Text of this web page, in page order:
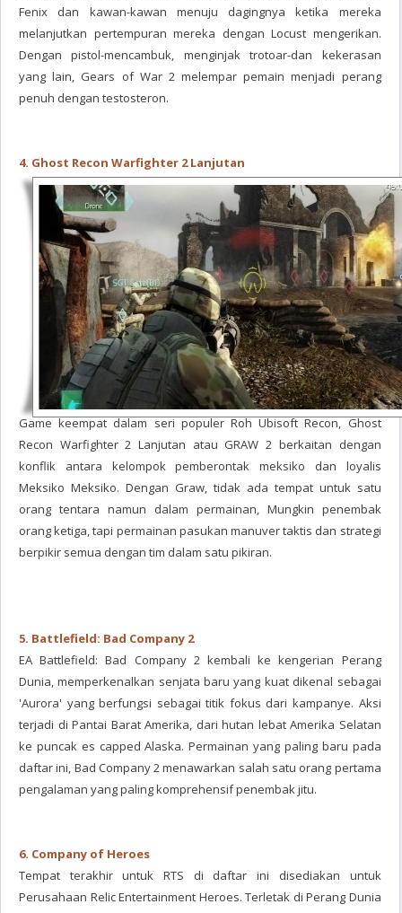
Fenix dan kawan-kawan menuju dagingnya ketika mereka
melanjutkan pertempuran mereka dengan Locust mengerikan.
Dengan pistol-mencambuk, menginjak trotoar-dan kekerasan
yang lain, Gears of War 2 melempar pemain menjadi perang
penuh dengan testosteron.
4. Ghost Recon Warfighter 2 Lanjutan
Game keempat dalam seri populer Roh Ubisoft Recon, Ghost
Recon Warfighter 2 Lanjutan atau GRAW 2 berkaitan dengan
konflik antara kelompok pemberontak meksiko dan loyalis
Meksiko Meksiko. Dengan Graw, tidak ada tempat untuk satu
orang tentara namun dalam permainan, Mungkin penembak
orang ketiga, tapi permainan pasukan manuver taktis dan strategi
berpikir semua dengan tim dalam satu pikiran.
5. Battlefield: Bad Company 2
EA Battlefield: Bad Company 2 kembali ke kengerian Perang
Dunia, memperkenalkan senjata baru yang kuat dikenal sebagai
'Aurora' yang berfungsi sebagai titik fokus dari kampanye. Aksi
terjadi di Pantai Barat Amerika, dari hutan lebat Amerika Selatan
ke puncak es capped Alaska. Permainan yang paling baru pada
daftar ini, Bad Company 2 menawarkan salah satu orang pertama
pengalaman yang paling komprehensif penembak jitu.
6. Company of Heroes
Tempat terakhir untuk RTS di daftar ini disediakan untuk
Perusahaan Relic Entertainment Heroes. Terletak di Perang Dunia